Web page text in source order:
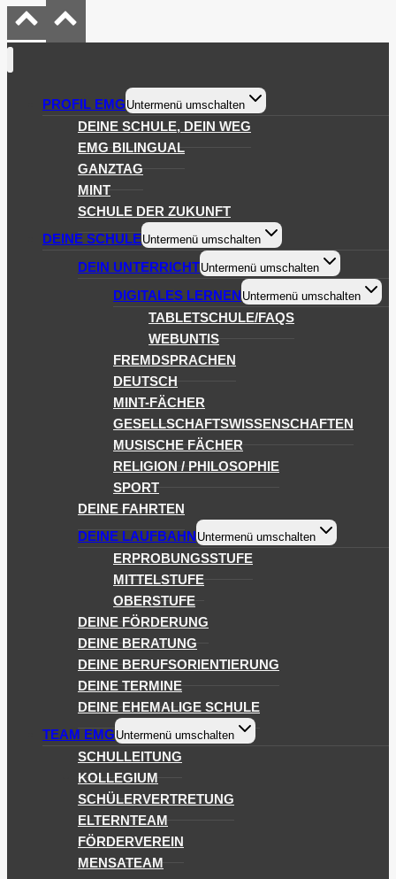
PROFIL EMG Untermenü umschalten
DEINE SCHULE, DEIN WEG
EMG BILINGUAL
GANZTAG
MINT
SCHULE DER ZUKUNFT
DEINE SCHULEUntermenü umschalten
DEIN UNTERRICHTUntermenü umschalten
DIGITALES LERNEN Untermenü umschalten
TABLETSCHULE/FAQS
WEBUNTIS
FREMDSPRACHEN
DEUTSCH
MINT-FÄCHER
GESELLSCHAFTSWISSENSCHAFTEN
MUSISCHE FÄCHER
RELIGION / PHILOSOPHIE
SPORT
DEINE FAHRTEN
DEINE LAUFBAHN Untermenü umschalten
ERPROBUNGSSTUFE
MITTELSTUFE
OBERSTUFE
DEINE FÖRDERUNG
DEINE BERATUNG
DEINE BERUFSORIENTIERUNG
DEINE TERMINE
DEINE EHEMALIGE SCHULE
TEAM EMG Untermenü umschalten
SCHULLEITUNG
KOLLEGIUM
SCHÜLERVERTRETUNG
ELTERNTEAM
FÖRDERVEREIN
MENSATEAM